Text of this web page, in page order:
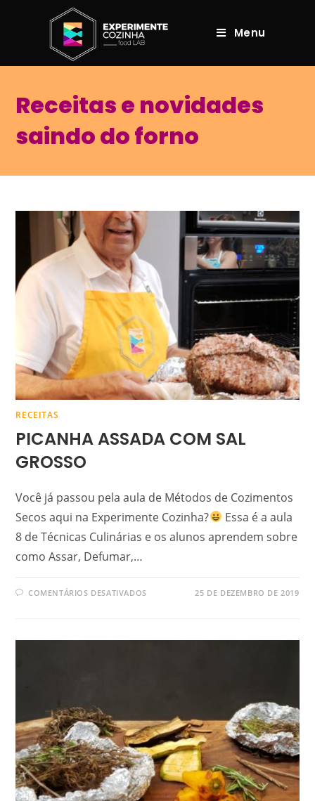
Menu
Receitas e novidades
saindo do forno
RECEITAS
PICANHA ASSADA COM SAL
GROSSO
Você já passou pela aula de Métodos de Cozimentos
Secos aqui na Experimente Cozinha?
Essa é a aula
8 de Técnicas Culinárias e os alunos aprendem sobre
como Assar, Defumar,…
COMENTÁRIOS DESATIVADOS 25 DE DEZEMBRO DE 2019